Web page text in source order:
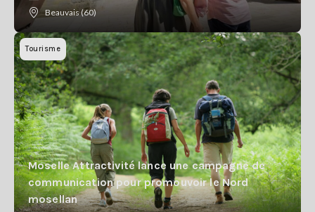
Beauvais (60)
Tourisme
Moselle Attractivité lance une campagne de
communication pour promouvoir le Nord
mosellan